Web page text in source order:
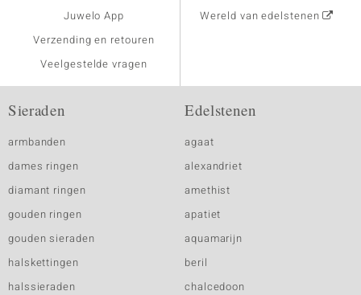
Juwelo App
Verzending en retouren
Veelgestelde vragen
Wereld van edelstenen
Sieraden
armbanden
dames ringen
diamant ringen
gouden ringen
gouden sieraden
halskettingen
halssieraden
Edelstenen
agaat
alexandriet
amethist
apatiet
aquamarijn
beril
chalcedoon